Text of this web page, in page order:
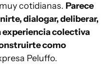
cotidianas. Parece
dialogar, deliberar,
experiencia colectiva
como
Peluffo.